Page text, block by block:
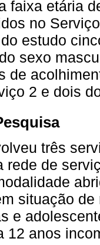
faixa etária
no
estudo
sexo
de
2 e dois
três
rede de
situação
e
12 anos